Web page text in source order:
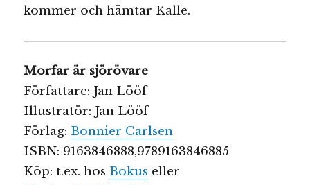
kommer och hämtar Kalle.
Morfar är sjörövare
Författare: Jan Lööf
Illustratör: Jan Lööf
Förlag: Bonnier Carlsen
ISBN: 9163846888,9789163846885
Köp: t.ex. hos Bokus eller